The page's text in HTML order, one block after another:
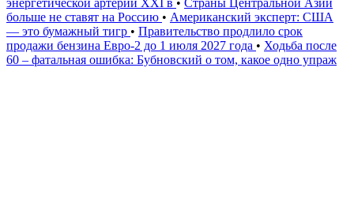
энергетической артерии XXI в • Страны Центральной Азии
больше не ставят на Россию • Американский эксперт: США
— это бумажный тигр • Правительство продлило срок
продажи бензина Евро-2 до 1 июля 2027 года • Ходьба после
60 – фатальная ошибка: Бубновский о том, какое одно упраж